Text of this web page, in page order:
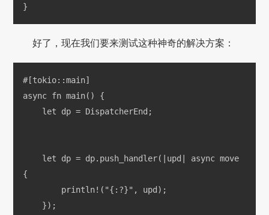
}
好了，现在我们要来测试这种神奇的解决方案：
#[tokio::main]
async fn main() {
    let dp = DispatcherEnd;
{
        println!("{:?}", upd);
    });